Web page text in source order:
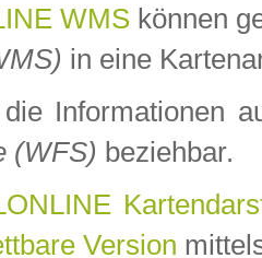
WMS können
in eine
Informationen
(WFS) beziehbar.
Version